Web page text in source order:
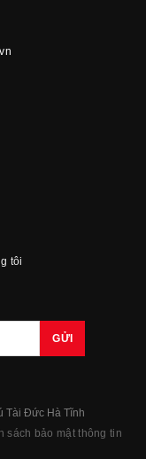
tôi
Tài Đức Hà Tĩnh
sách bảo mật thông tin